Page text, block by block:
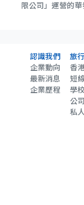
限公司」運營的
認識我們
企業動向
最新消息
企業歷程
旅
香
短
學
公
私